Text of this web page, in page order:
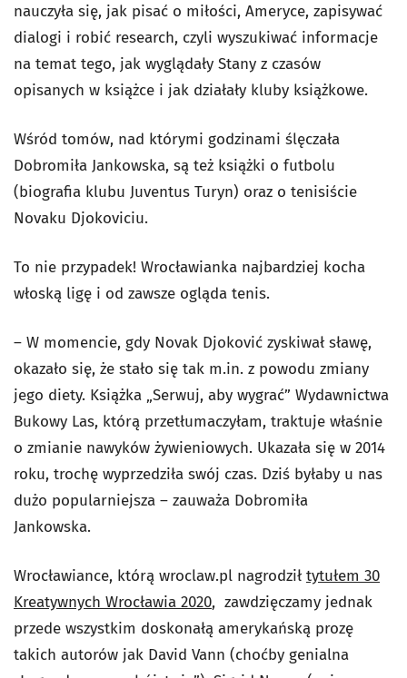
nauczyła się, jak pisać o miłości, Ameryce, zapisywać
dialogi i robić research, czyli wyszukiwać informacje
na temat tego, jak wyglądały Stany z czasów
opisanych w książce i jak działały kluby książkowe.
Wśród tomów, nad którymi godzinami ślęczała
Dobromiła Jankowska, są też książki o futbolu
(biografia klubu Juventus Turyn) oraz o tenisiście
Novaku Djokoviciu.
To nie przypadek! Wrocławianka najbardziej kocha
włoską ligę i od zawsze ogląda tenis.
– W momencie, gdy Novak Djoković zyskiwał sławę,
okazało się, że stało się tak m.in. z powodu zmiany
jego diety. Książka „Serwuj, aby wygrać” Wydawnictwa
Bukowy Las, którą przetłumaczyłam, traktuje właśnie
o zmianie nawyków żywieniowych. Ukazała się w 2014
roku, trochę wyprzedziła swój czas. Dziś byłaby u nas
dużo popularniejsza – zauważa Dobromiła
Jankowska.
Wrocławiance, którą wroclaw.pl nagrodziłtytułem 30
Kreatywnych Wrocławia 2020, zawdzięczamy jednak
przede wszystkim doskonałą amerykańską prozę
takich autorów jak David Vann (choćby genialna